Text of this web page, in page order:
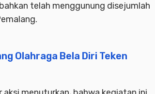
telah menggunung disejumlah
Olahraga Bela Diri Teken